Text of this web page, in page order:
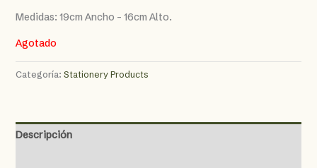
Medidas: 19cm Ancho – 16cm Alto.
Agotado
Categoría: Stationery Products
Descripción